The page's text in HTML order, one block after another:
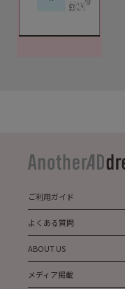
ご利用ガイド
よくある質問
ABOUT US
メディア掲載